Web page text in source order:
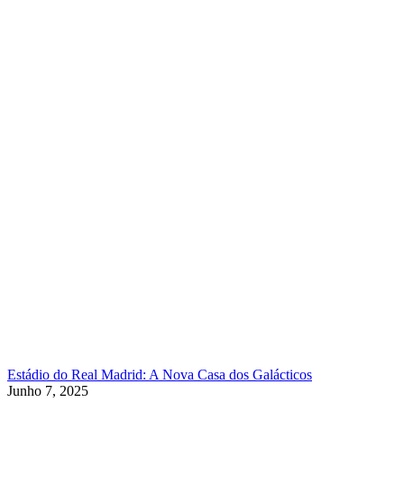
Estádio do Real Madrid: A Nova Casa dos Galácticos
Junho 7, 2025